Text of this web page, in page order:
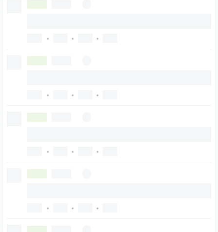
• • •
• • •
• • •
• • •